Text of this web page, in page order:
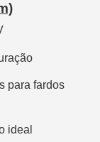
para fardos
ideal